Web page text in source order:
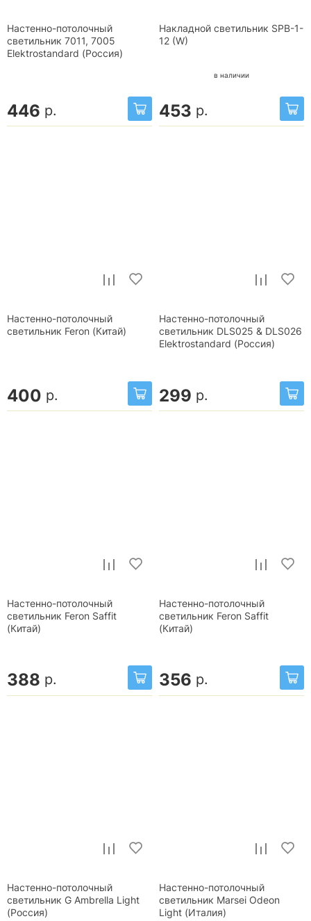
Настенно-потолочный
светильник 7011, 7005
Elektrostandard (Россия)
446 р.
Накладной светильник SPB-1-
12 (W)
в наличии
453 р.
Настенно-потолочный
светильник Feron (Китай)
400 р.
Настенно-потолочный
светильник DLS025 & DLS026
Elektrostandard (Россия)
299 р.
Настенно-потолочный
светильник Feron Saffit
(Китай)
388 р.
Настенно-потолочный
светильник Feron Saffit
(Китай)
356 р.
Настенно-потолочный
светильник G Ambrella Light
(Россия)
Настенно-потолочный
светильник Marsei Odeon
Light (Италия)